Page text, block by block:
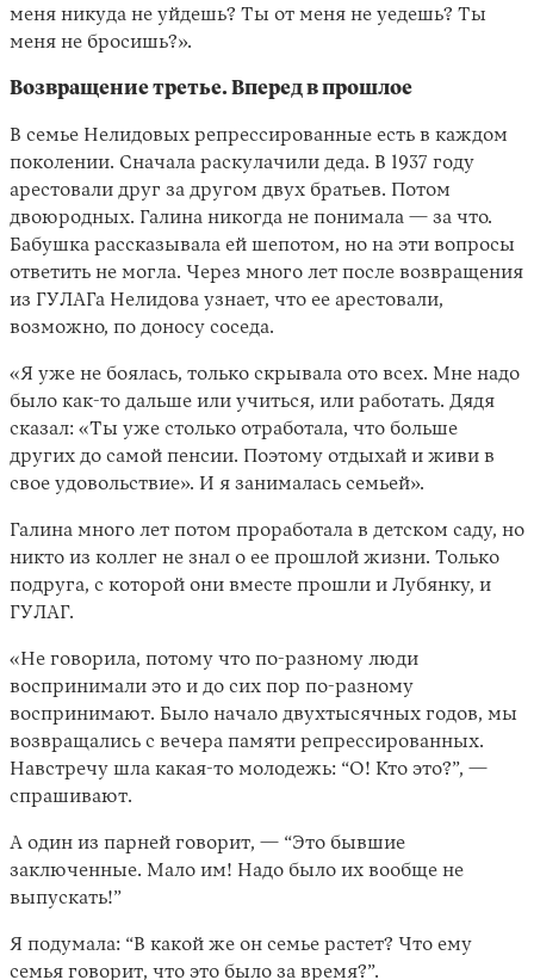
меня никуда не уйдешь? Ты от меня не уедешь? Ты
меня не бросишь?».
Возвращение третье. Вперед в прошлое
В семье Нелидовых репрессированные есть в каждом
поколении. Сначала раскулачили деда. В 1937 году
арестовали друг за другом двух братьев. Потом
двоюродных. Галина никогда не понимала — за что.
Бабушка рассказывала ей шепотом, но на эти вопросы
ответить не могла. Через много лет после возвращения
из ГУЛАГа Нелидова узнает, что ее арестовали,
возможно, по доносу соседа.
«Я уже не боялась, только скрывала ото всех. Мне надо
было как-то дальше или учиться, или работать. Дядя
сказал: «Ты уже столько отработала, что больше
других до самой пенсии. Поэтому отдыхай и живи в
свое удовольствие». И я занималась семьей».
Галина много лет потом проработала в детском саду, но
никто из коллег не знал о ее прошлой жизни. Только
подруга, с которой они вместе прошли и Лубянку, и
ГУЛАГ.
«Не говорила, потому что по-разному люди
воспринимали это и до сих пор по-разному
воспринимают. Было начало двухтысячных годов, мы
возвращались с вечера памяти репрессированных.
Навстречу шла какая-то молодежь: “О! Кто это?”, —
спрашивают.
А один из парней говорит, — “Это бывшие
заключенные. Мало им! Надо было их вообще не
выпускать!”
Я подумала: “В какой же он семье растет? Что ему
семья говорит, что это было за время?”.